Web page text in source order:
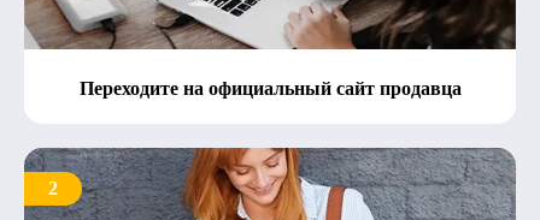
Переходите на официальный сайт продавца
2